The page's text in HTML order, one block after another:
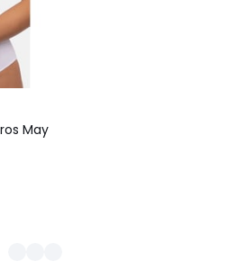
May